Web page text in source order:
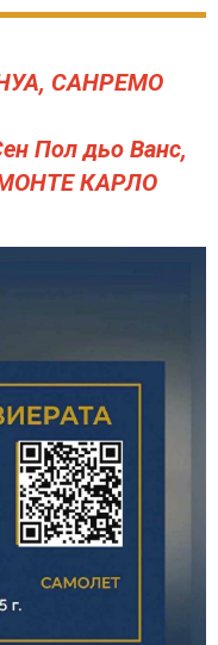
САНРЕМО
Пол дьо Ванс,
КАРЛО